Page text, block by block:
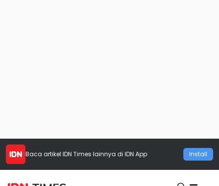
Baca artikel IDN Times lainnya di IDN App Install